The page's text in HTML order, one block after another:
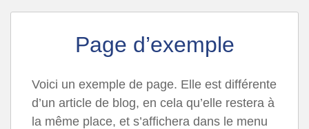
Page d’exemple
Voici un exemple de page. Elle est différente
d’un article de blog, en cela qu’elle restera à
la même place, et s’affichera dans le menu